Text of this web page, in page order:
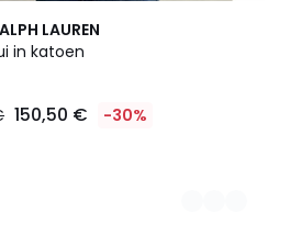
LAUREN
in katoen
150,50 € -30%